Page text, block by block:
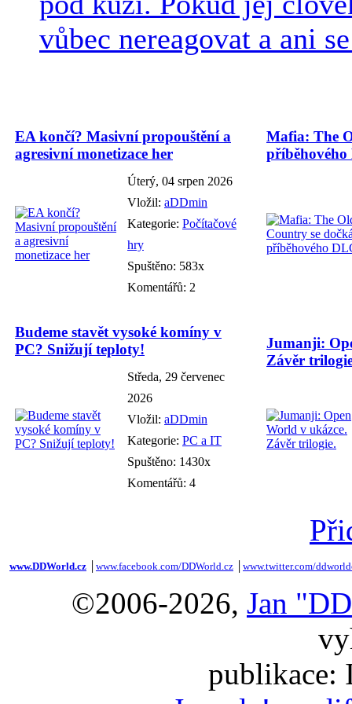
vůbec nereagovat a ani
EA končí? Masivní propouštění a
agresivní monetizace her
Úterý, 04 srpen 2026
Vložil: aDDmin
Kategorie: Počítačové
hry
Spuštěno: 583x
Komentářů: 2
Mafia: The
Budeme stavět vysoké komíny v
PC? Snižují teploty!
Středa, 29 červenec
2026
Vložil: aDDmin
Kategorie: PC a IT
Spuštěno: 1430x
Komentářů: 4
Jumanji:
Závěr
www.DDWorld.cz www.facebook.com/DDWorld.cz www.twitter.com/
©2006-2026, Jan
publikace: